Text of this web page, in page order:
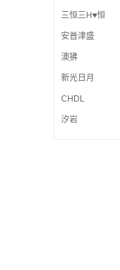
三恒三H♥️恒
安普津盛
澳狒
新光日月
CHDL
汐岩